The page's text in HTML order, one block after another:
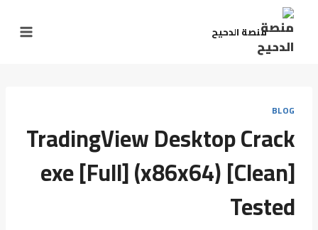
التجاوز
المحتوى
منصة الدحيح
BLOG
TradingView Desktop Crack
exe [Full] (x86x64) [Clean]
Tested